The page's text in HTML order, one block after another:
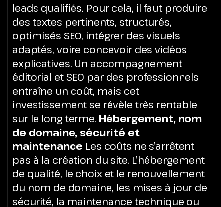
leads qualifiés. Pour cela, il faut produire
des textes pertinents, structurés,
optimisés SEO, intégrer des visuels
adaptés, voire concevoir des vidéos
explicatives. Un accompagnement
éditorial et SEO par des professionnels
entraîne un coût, mais cet
investissement se révèle très rentable
sur le long terme. Hébergement, nom
de domaine, sécurité et
maintenance Les coûts ne s’arrêtent
pas à la création du site. L’hébergement
de qualité, le choix et le renouvellement
du nom de domaine, les mises à jour de
sécurité, la maintenance technique ou